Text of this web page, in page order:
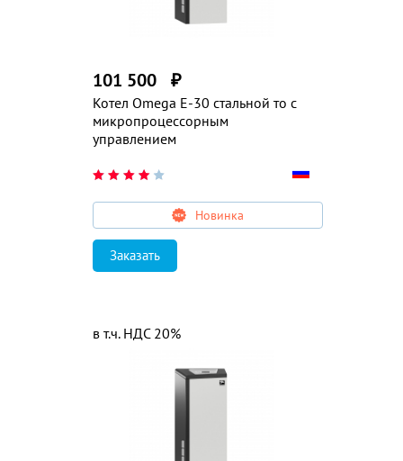
Котел Omega E-30 стальной то с
микропроцессорным
управлением
101 500 ₽
Новинка
Заказать
в т.ч. НДС 20%